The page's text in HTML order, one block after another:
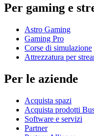
Per gaming e
Astro Gaming
Gaming Pro
Corse di simulazione
Attrezzatura per
Per le aziende
Acquista spazi
Acquista prodotti
Software e servizi
Partner